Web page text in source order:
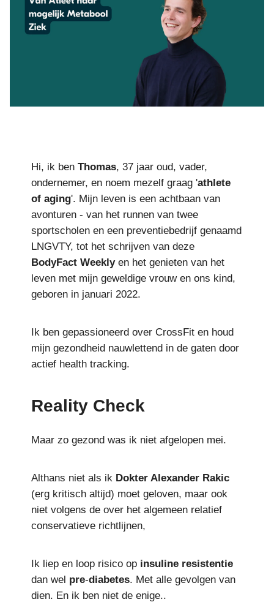
Hi, ik ben Thomas, 37 jaar oud, vader,
ondernemer, en noem mezelf graag 'athlete
of aging'. Mijn leven is een achtbaan van
avonturen - van het runnen van twee
sportscholen en een preventiebedrijf genaamd
LNGVTY, tot het schrijven van deze
BodyFact Weeklyen het genieten van het
leven met mijn geweldige vrouw en ons kind,
geboren in januari 2022.
Ik ben gepassioneerd over CrossFit en houd
mijn gezondheid nauwlettend in de gaten door
actief health tracking.
Reality Check
Maar zo gezond was ik niet afgelopen mei.
Althans niet als ik Dokter Alexander Rakic
(erg kritisch altijd) moet geloven, maar ook
niet volgens de over het algemeen relatief
conservatieve richtlijnen,
Ik liep en loop risico op insuline resistentie
dan wel pre-diabetes. Met alle gevolgen van
dien. En ik ben niet de enige..